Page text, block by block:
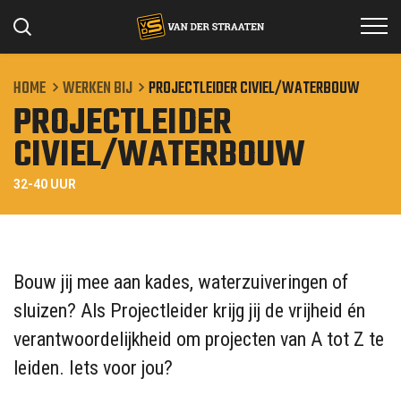
Specialismen
Projecten
Over ons
Contact
HOME WERKEN BIJ PROJECTLEIDER CIVIEL/WATERBOUW
PROJECTLEIDER
CIVIEL/WATERBOUW
32-40 UUR
Bouw jij mee aan kades, waterzuiveringen of
sluizen? Als Projectleider krijg jij de vrijheid én
verantwoordelijkheid om projecten van A tot Z te
leiden. Iets voor jou?